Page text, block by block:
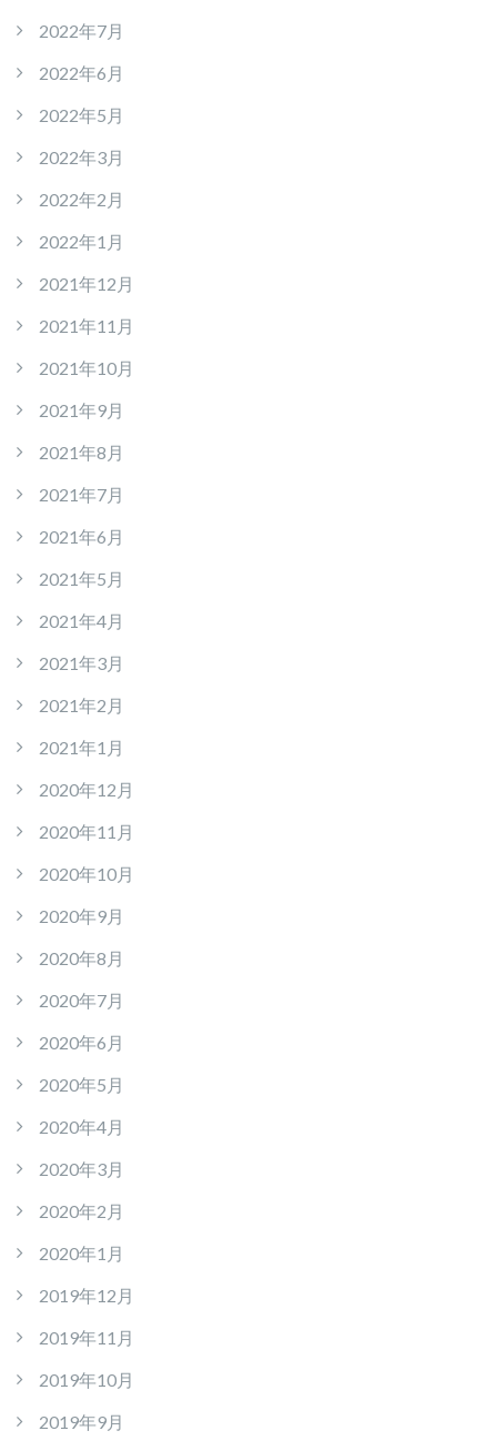
2022年7月
2022年6月
2022年5月
2022年3月
2022年2月
2022年1月
2021年12月
2021年11月
2021年10月
2021年9月
2021年8月
2021年7月
2021年6月
2021年5月
2021年4月
2021年3月
2021年2月
2021年1月
2020年12月
2020年11月
2020年10月
2020年9月
2020年8月
2020年7月
2020年6月
2020年5月
2020年4月
2020年3月
2020年2月
2020年1月
2019年12月
2019年11月
2019年10月
2019年9月